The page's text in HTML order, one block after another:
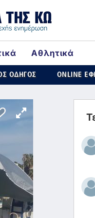
Αθλητικά
ΟΔΗΓΟΣ ONLINE